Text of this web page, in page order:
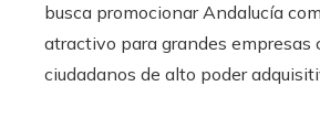
busca promocionar Andalucía
atractivo para grandes empresas
ciudadanos de alto poder